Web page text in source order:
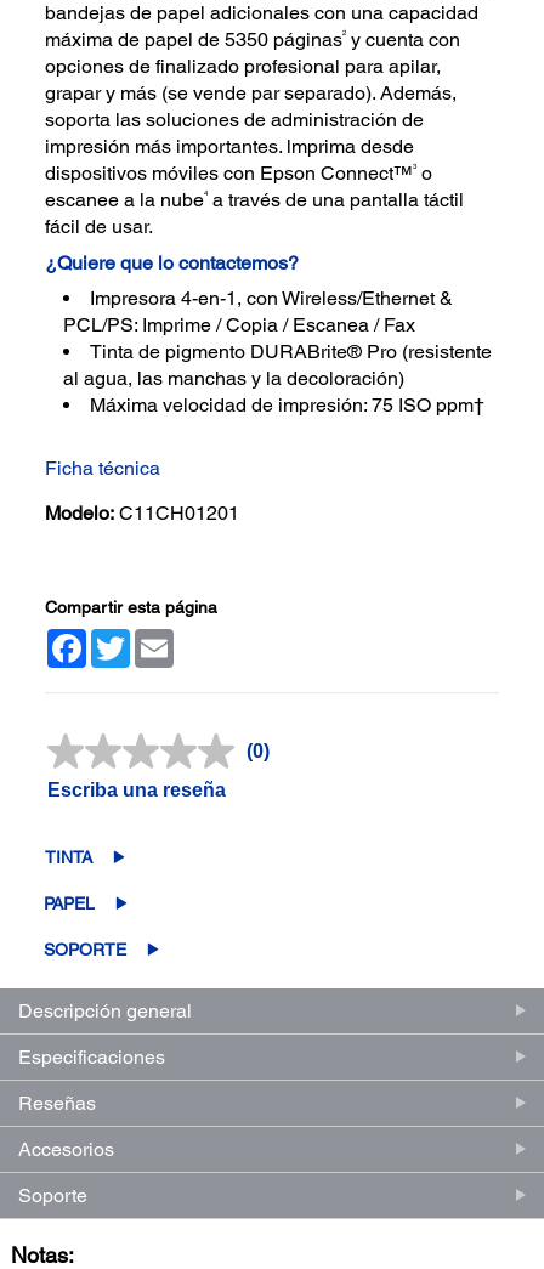
bandejas de papel adicionales con una capacidad
máxima de papel de 5350 páginas2 y cuenta con
opciones de finalizado profesional para apilar,
grapar y más (se vende par separado). Además,
soporta las soluciones de administración de
impresión más importantes. lmprima desde
dispositivos móviles con Epson Connect™3 o
escanee a la nube4 a través de una pantalla táctil
fácil de usar.
¿Quiere que lo contactemos?
Impresora 4-en-1, con Wireless/Ethernet &
PCL/PS: Imprime / Copia / Escanea / Fax
Tinta de pigmento DURABrite® Pro (resistente
al agua, las manchas y la decoloración)
Máxima velocidad de impresión: 75 ISO ppm†
Ficha técnica
Modelo: C11CH01201
Compartir esta página
Facebook
Twitter
Sin
(0)
Escriba una reseña
TINTA
PAPEL
SOPORTE
Descripción general
Especificaciones
Reseñas
Accesorios
Soporte
Notas: